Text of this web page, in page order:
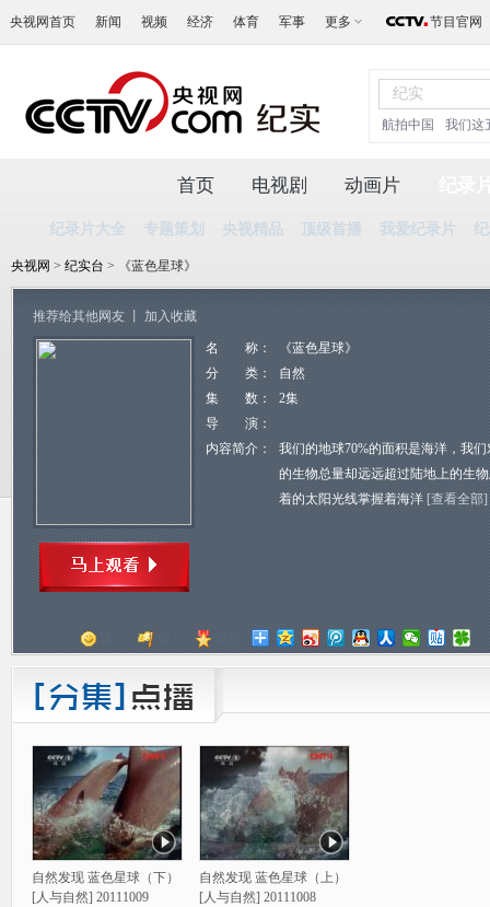
央视网首页 新闻 视频 经济 体育 军事 更多 节目官网
航拍中国 我们这
首页 电视剧 动画片
纪录片大全 专题策划 央视精品 顶级首播 我爱纪录片
央视网 > 纪实台 > 《蓝色星球》
推荐给其他网友 加入收藏
名 称：
《蓝色星球》
分 类：
自然
集 数：
2集
导 演：
内容简介：
我们的地球70%的面积是海洋，我
的生物总量却远远超过陆地上的生
着的太阳光线掌握着海洋 [查看全部]
自然发现 蓝色星球（下）
[人与自然] 20111009
自然发现 蓝色星球（上）
[人与自然] 20111008